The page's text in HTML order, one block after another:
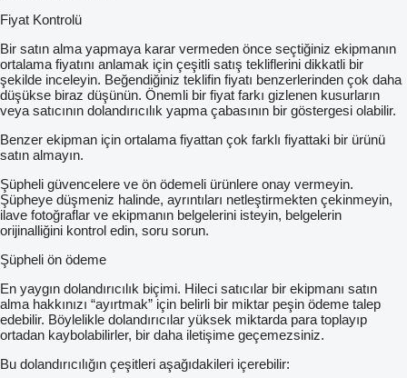
Fiyat Kontrolü
Bir satın alma yapmaya karar vermeden önce seçtiğiniz ekipmanın
ortalama fiyatını anlamak için çeşitli satış tekliflerini dikkatli bir
şekilde inceleyin. Beğendiğiniz teklifin fiyatı benzerlerinden çok daha
düşükse biraz düşünün. Önemli bir fiyat farkı gizlenen kusurların
veya satıcının dolandırıcılık yapma çabasının bir göstergesi olabilir.
Benzer ekipman için ortalama fiyattan çok farklı fiyattaki bir ürünü
satın almayın.
Şüpheli güvencelere ve ön ödemeli ürünlere onay vermeyin.
Şüpheye düşmeniz halinde, ayrıntıları netleştirmekten çekinmeyin,
ilave fotoğraflar ve ekipmanın belgelerini isteyin, belgelerin
orijinalliğini kontrol edin, soru sorun.
Şüpheli ön ödeme
En yaygın dolandırıcılık biçimi. Hileci satıcılar bir ekipmanı satın
alma hakkınızı “ayırtmak” için belirli bir miktar peşin ödeme talep
edebilir. Böylelikle dolandırıcılar yüksek miktarda para toplayıp
ortadan kaybolabilirler, bir daha iletişime geçemezsiniz.
Bu dolandırıcılığın çeşitleri aşağıdakileri içerebilir: